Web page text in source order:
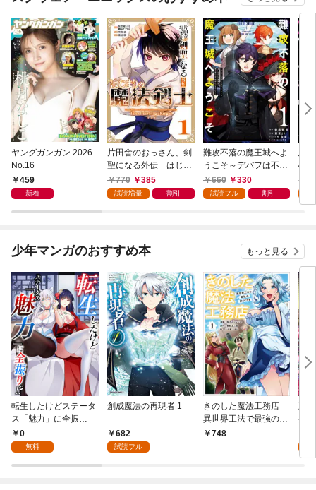
ヤングガンガン 2026
No.16
459
新着
片田舎のおっさん、剣
聖になる外伝 はじま
りの魔法剣士 1巻
770 385
試読増量 割引
難攻不落の魔王城へよ
うこそ～デバフは不要
と勇者パーティーを追
い出された黒魔導士、
660 330
試読フル 割引
悪
破
叩
つ
か
少年マンガのおすすめ本 もっと見る
転生したけどステータ
ス「魅力」に全振
り！？(1)
0
無料
創成魔法の再現者 1
682
試読フル
きのした魔法工務店
異世界工法で最強の家
づくりを（コミック）
748
兆
る